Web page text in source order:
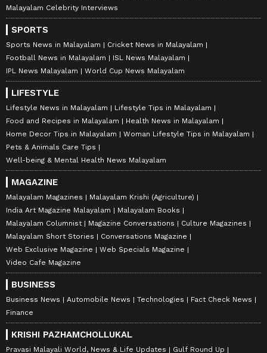
Malayalam Celebrity Interviews
SPORTS
Sports News in Malayalam
Cricket News in Malayalam
Football News in Malayalam
ISL News Malayalam
IPL News Malayalam
World Cup News Malayalam
LIFESTYLE
Lifestyle News in Malayalam
Lifestyle Tips in Malayalam
Food and Recipes in Malayalam
Health News in Malayalam
Home Decor Tips in Malayalam
Woman Lifestyle Tips in Malayalam
Pets & Animals Care Tips
Well-being & Mental Health News Malayalam
MAGAZINE
Malayalam Magazines
Malayalam Krishi (Agriculture)
India Art Magazine Malayalam
Malayalam Books
Malayalam Columnist
Magazine Conversations
Culture Magazines
Malayalam Short Stories
Conversations Magazine
Web Exclusive Magazine
Web Specials Magazine
Video Cafe Magazine
BUSINESS
Business News Automobile News Technologies
Fact Check News
Finance
KRISHI PAZHAMCHOLLUKAL
Pravasi Malayali World, News & Life Updates Gulf Round Up